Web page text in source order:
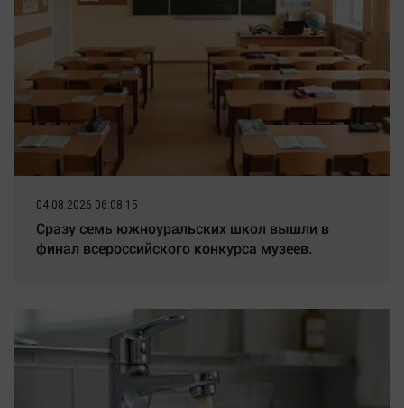
04.08.2026 06:08:15
Сразу семь южноуральских школ вышли в
финал всероссийского конкурса музеев.